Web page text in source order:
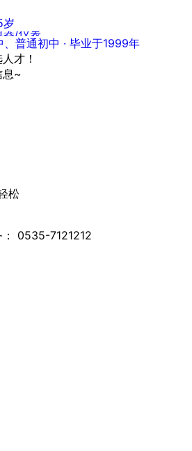
岁
器/仪表
普通初中 · 毕业于1999年
才！
息~
松
0535-7121212